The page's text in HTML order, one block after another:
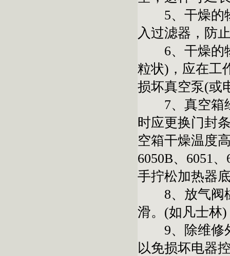
5、干燥的物
入过滤器，防
6、干燥的物
粒状)，应在工
损坏真空泵(或
7、真空箱经
时应更换门封
空箱干燥温度
6050B、6051
手拧松加热器
8、放气阀橡
滑。(如凡士林)
9、除维修外
以免损坏电器